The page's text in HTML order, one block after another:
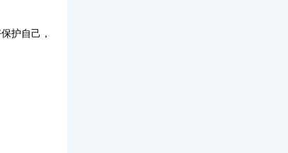
护自己，